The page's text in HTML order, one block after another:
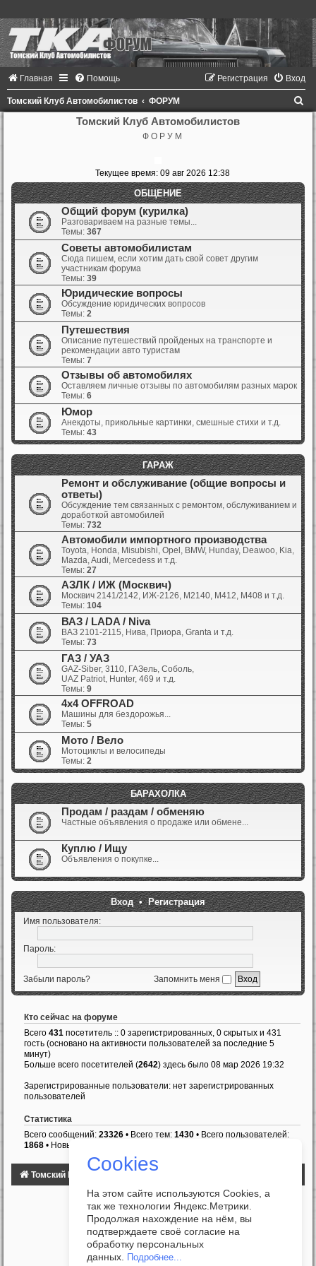
Главная Помощь Вход
Регистрация
Томский Клуб Автомобилистов ФОРУМ
Томский Клуб Автомобилистов
Ф О Р У М
Текущее время: 09 авг 2026 12:38
ОБЩЕНИЕ
Общий форум (курилка)
Разговариваем на разные темы...
Темы: 367
Советы автомобилистам
Сюда пишем, если хотим дать свой совет другим
участникам форума
Темы: 39
Юридические вопросы
Обсуждение юридических вопросов
Темы: 2
Путешествия
Описание путешествий пройденых на транспорте и
рекомендации авто туристам
Темы: 7
Отзывы об автомобилях
Оставляем личные отзывы по автомобилям разных марок
Темы: 6
Юмор
Анекдоты, прикольные картинки, смешные стихи и т.д.
Темы: 43
ГАРАЖ
Ремонт и обслуживание (общие вопросы и
ответы)
Обсуждение тем связанных с ремонтом, обслуживанием и
доработкой автомобилей
Темы: 732
Автомобили импортного производства
Toyota, Honda, Misubishi, Opel, BMW, Hunday, Deawoo, Kia,
Mazda, Audi, Mercedess и т.д.
Темы: 27
АЗЛК / ИЖ (Москвич)
Москвич 2141/2142, ИЖ-2126, М2140, М412, М408 и т.д.
Темы: 104
ВАЗ / LADA / Niva
ВАЗ 2101-2115, Нива, Приора, Granta и т.д.
Темы: 73
ГАЗ / УАЗ
GAZ-Siber, 3110, ГАЗель, Соболь,
UAZ Patriot, Hunter, 469 и т.д.
Темы: 9
4x4 OFFROAD
Машины для бездорожья...
Темы: 5
Мото / Вело
Мотоциклы и велосипеды
Темы: 2
БАРАХОЛКА
Продам / раздам / обменяю
Частные объявления о продаже или обмене...
Куплю / Ищу
Объявления о покупке...
Вход•Регистрация
Имя пользователя:
Пароль:
Забыли пароль? Запомнить меня
Кто сейчас на форуме
Всего 431 посетитель :: 0 зарегистрированных, 0 скрытых и 431
гость (основано на активности пользователей за последние 5
минут)
Больше всего посетителей (2642) здесь было 08 мар 2026 19:32
Зарегистрированные пользователи: нет зарегистрированных
пользователей
Статистика
Всего сообщений: 23326 • Всего тем: 1430 • Всего пользователей:
1868 • Новый пользователь:
Томский Клуб Автомобилистов
Cookies
На этом сайте используются Cookies, а
так же технологии Яндекс.Метрики.
Продолжая нахождение на нём, вы
подтверждаете своё согласие на
обработку персональных
данных.
Подробнее...